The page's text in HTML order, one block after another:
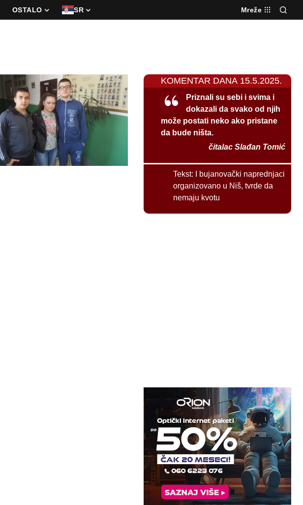
OSTALO SR Mreže
KOMENTAR DANA 15.5.2025.
Priznali su sebi i svima i
dokazali da svako od njih
može postati neko ako pristane
da bude ništa.
čitalac Slađan Tomić
Tekst:
I bujanovački naprednjaci
organizovano u Niš, tvrde da
nemaju kvotu